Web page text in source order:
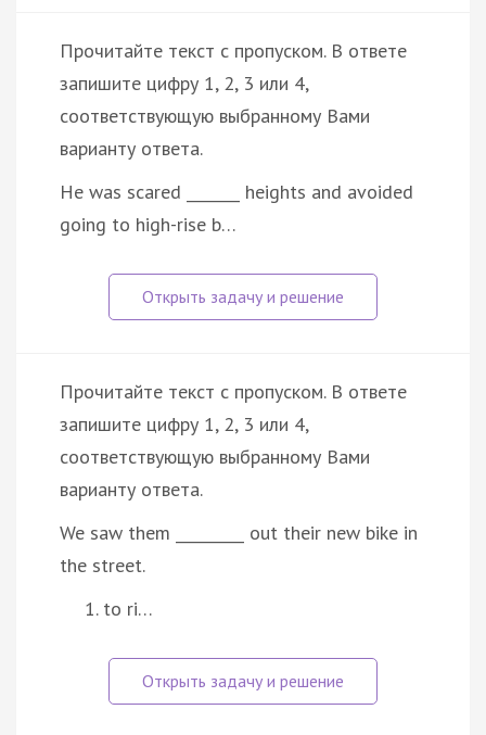
Прочитайте текст с пропуском. В ответе
запишите цифру 1, 2, 3 или 4,
соответствующую выбранному Вами
варианту ответа.
He was scared _______ heights and avoided
going to high-rise b…
Прочитайте текст с пропуском. В ответе
запишите цифру 1, 2, 3 или 4,
соответствующую выбранному Вами
варианту ответа.
We saw them _________ out their new bike in
the street.
to ri…